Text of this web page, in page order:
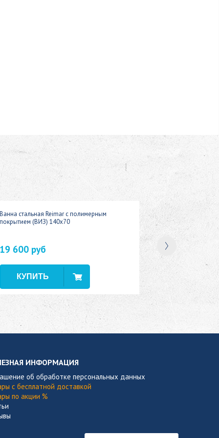
Ванна стальная Reimar с полимерным
покрытием (ВИЗ) 140x70
19 600 руб
ИНФОРМАЦИЯ
об обработке персональных данных
с бесплатной доставкой
по акции %